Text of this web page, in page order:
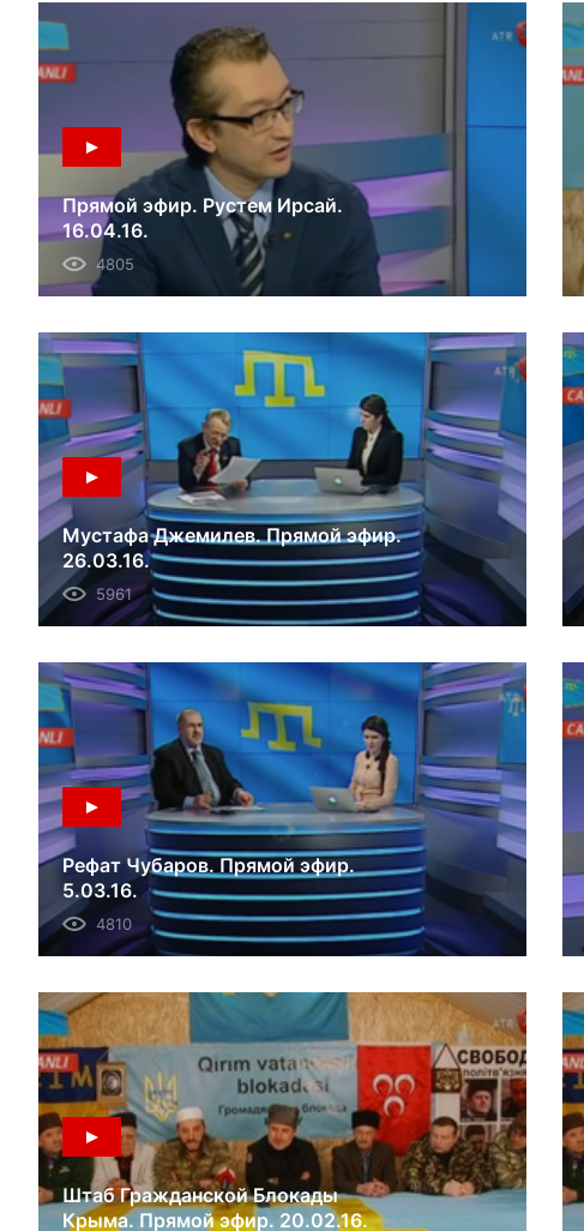
Прямой эфир. Рустем Ирсай.
16.04.16.
4805
Мустафа Джемилев. Прямой эфир.
26.03.16.
5961
Рефат Чубаров. Прямой эфир.
5.03.16.
4810
Штаб Гражданской Блокады
Крыма. Прямой эфир. 20.02.16.